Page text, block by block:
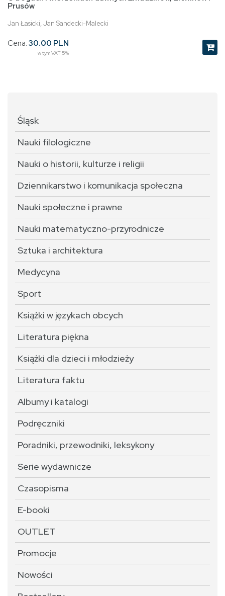
Prusów
Jan Łasicki, Jan Sandecki-Malecki
Cena: 30.00 PLN
w tym VAT 5%
Śląsk
Nauki filologiczne
Nauki o historii, kulturze i religii
Dziennikarstwo i komunikacja społeczna
Nauki społeczne i prawne
Nauki matematyczno-przyrodnicze
Sztuka i architektura
Medycyna
Sport
Książki w językach obcych
Literatura piękna
Książki dla dzieci i młodzieży
Literatura faktu
Albumy i katalogi
Podręczniki
Poradniki, przewodniki, leksykony
Serie wydawnicze
Czasopisma
E-booki
OUTLET
Promocje
Nowości